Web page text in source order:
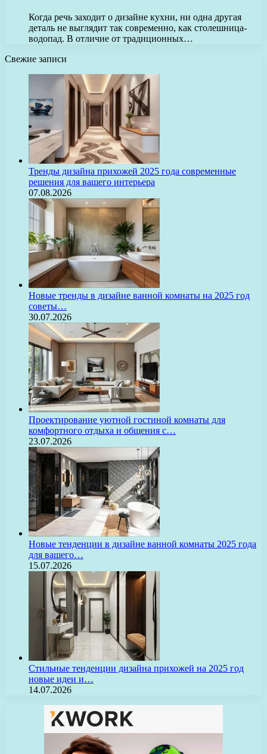
Когда речь заходит о дизайне кухни, ни одна другая
деталь не выглядит так современно, как столешница-
водопад. В отличие от традиционных…
Свежие записи
Тренды дизайна прихожей 2025 года современные
решения для вашего интерьера
07.08.2026
Новые тренды в дизайне ванной комнаты на 2025 год
советы…
30.07.2026
Проектирование уютной гостиной комнаты для
комфортного отдыха и общения с…
23.07.2026
Новые тенденции в дизайне ванной комнаты 2025 года
для вашего…
15.07.2026
Стильные тенденции дизайна прихожей на 2025 год
новые идеи и…
14.07.2026